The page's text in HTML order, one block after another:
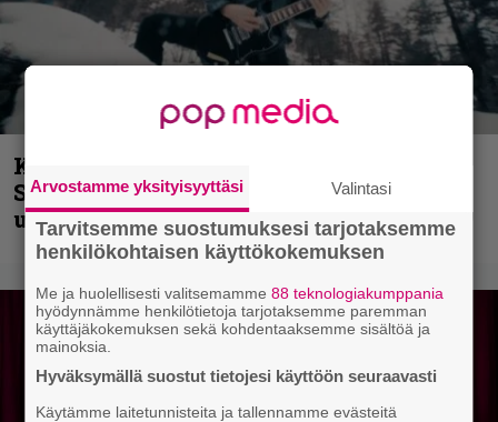
Kunnianosoitus hyiselle Pohjolalle –
Shining hyppäsi keskelle kinoksia
uudella videollaan
Arvostamme yksityisyyttäsi Valintasi
Tarvitsemme suostumuksesi tarjotaksemme
henkilökohtaisen käyttökokemuksen
Me ja huolellisesti valitsemamme88 teknologiakumppania
hyödynnämme henkilötietoja tarjotaksemme paremman
käyttäjäkokemuksen sekä kohdentaaksemme sisältöä ja
mainoksia.
Hyväksymällä suostut tietojesi käyttöön seuraavasti
Käytämme laitetunnisteita ja tallennamme evästeitä